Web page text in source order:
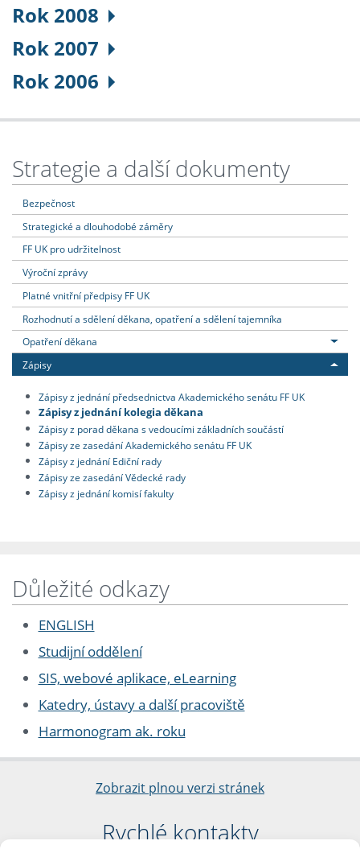
Rok 2008
Rok 2007
Rok 2006
Strategie a další dokumenty
Bezpečnost
Strategické a dlouhodobé záměry
FF UK pro udržitelnost
Výroční zprávy
Platné vnitřní předpisy FF UK
Rozhodnutí a sdělení děkana, opatření a sdělení tajemníka
Opatření děkana
Zápisy
Zápisy z jednání předsednictva Akademického senátu FF UK
Zápisy z jednání kolegia děkana
Zápisy z porad děkana s vedoucími základních součástí
Zápisy ze zasedání Akademického senátu FF UK
Zápisy z jednání Ediční rady
Zápisy ze zasedání Vědecké rady
Zápisy z jednání komisí fakulty
Důležité odkazy
ENGLISH
Studijní oddělení
SIS, webové aplikace, eLearning
Katedry, ústavy a další pracoviště
Harmonogram ak. roku
Zobrazit plnou verzi stránek
Rychlé kontakty